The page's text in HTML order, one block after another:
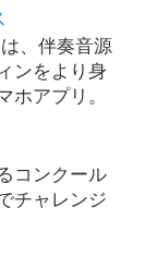
、伴奏音源
ンをより身
アプリ。
コンクール
チャレンジ